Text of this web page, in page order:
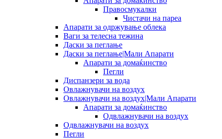
Правосмукалки
Чистачи на пареа
Апарати за одржување облека
Ваги за телесна тежина
Даски за пеглање
Даски за пеглање|Мали Апарати
Апарати за домаќинство
Пегли
Диспанзери за вода
Овлажнувачи на воздух
Овлажнувачи на воздух|Мали Апарати
Апарати за домаќинство
Одвлажнувачи на воздух
Одвлажнувачи на воздух
Пегли